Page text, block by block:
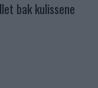
bak kulissene